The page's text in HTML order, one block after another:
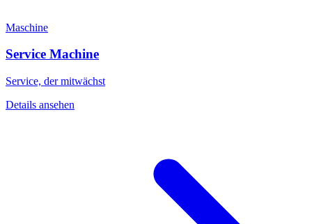
Maschine
Service Machine
Service, der mitwächst
Details ansehen